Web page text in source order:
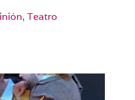
, Teatro